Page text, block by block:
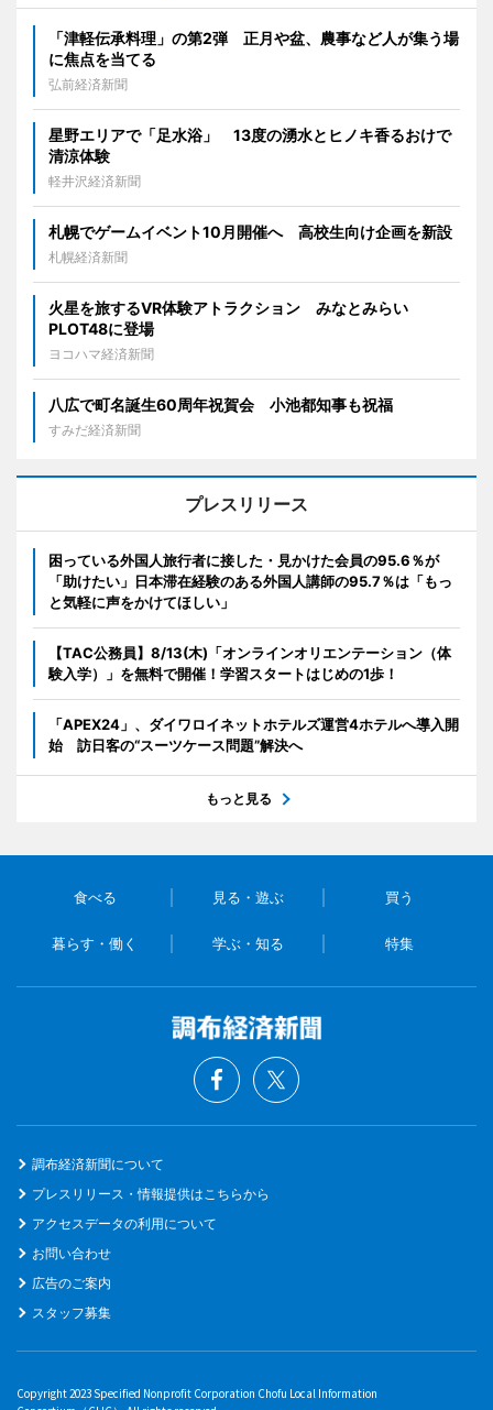
「津軽伝承料理」の第2弾 正月や盆、農事など人が集う場
に焦点を当てる
弘前経済新聞
星野エリアで「足水浴」 13度の湧水とヒノキ香るおけで
清涼体験
軽井沢経済新聞
札幌でゲームイベント10月開催へ 高校生向け企画を新設
札幌経済新聞
火星を旅するVR体験アトラクション みなとみらい
PLOT48に登場
ヨコハマ経済新聞
八広で町名誕生60周年祝賀会 小池都知事も祝福
すみだ経済新聞
プレスリリース
困っている外国人旅行者に接した・見かけた会員の95.6％が
「助けたい」日本滞在経験のある外国人講師の95.7％は「もっ
と気軽に声をかけてほしい」
【TAC公務員】8/13(木)「オンラインオリエンテーション（体
験入学）」を無料で開催！学習スタートはじめの1歩！
「APEX24」、ダイワロイネットホテルズ運営4ホテルへ導入開
始 訪日客の“スーツケース問題”解決へ
もっと見る
食べる 見る・遊ぶ 買う
暮らす・働く 学ぶ・知る 特集
調布経済新聞について
プレスリリース・情報提供はこちらから
アクセスデータの利用について
お問い合わせ
広告のご案内
スタッフ募集
Copyright 2023 Specified Nonprofit Corporation Chofu Local Information